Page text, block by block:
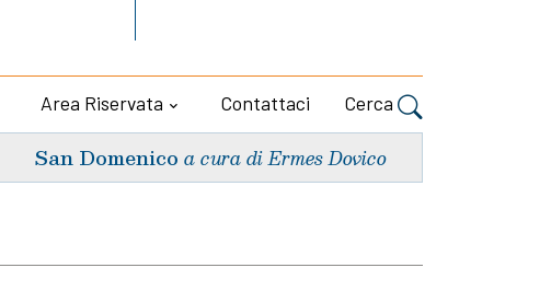
Area Riservata Contattaci Cerca
San Domenico a cura di Ermes Dovico